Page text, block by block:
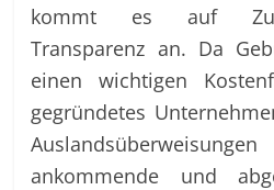
kommt es auf
Transparenz an. Da
einen wichtigen
gegründetes
ankommende und